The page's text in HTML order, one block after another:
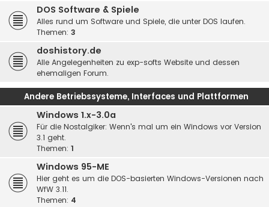
DOS Software & Spiele
Alles rund um Software und Spiele, die unter DOS laufen.
Themen: 3
doshistory.de
Alle Angelegenheiten zu exp-softs Website und dessen
ehemaligen Forum.
Andere Betriebssysteme, Interfaces und Plattformen
Windows 1.x-3.0a
Für die Nostalgiker: Wenn's mal um ein Windows vor Version
3.1 geht.
Themen: 1
Windows 95-ME
Hier geht es um die DOS-basierten Windows-Versionen nach
WfW 3.11.
Themen: 4